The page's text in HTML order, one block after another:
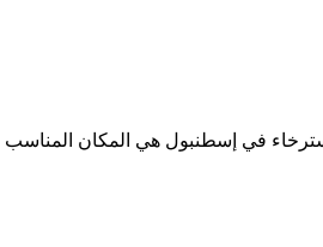
في إسطنبول هي المكان